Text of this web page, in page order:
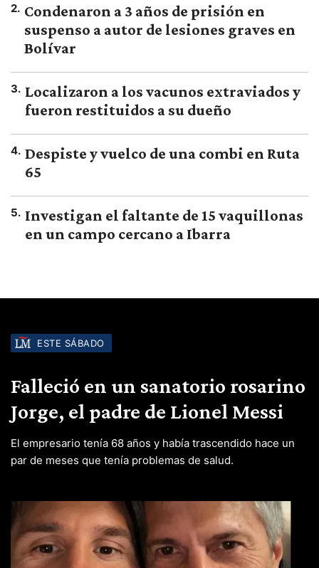
2. Condenaron a 3 años de prisión en
suspenso a autor de lesiones graves en
Bolívar
3. Localizaron a los vacunos extraviados y
fueron restituidos a su dueño
4. Despiste y vuelco de una combi en Ruta
65
5. Investigan el faltante de 15 vaquillonas
en un campo cercano a Ibarra
ESTE SÁBADO
Falleció en un sanatorio rosarino
Jorge, el padre de Lionel Messi
El empresario tenía 68 años y había trascendido hace un
par de meses que tenía problemas de salud.